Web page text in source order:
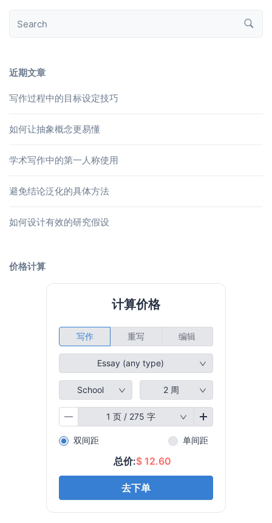
近期文章
写作过程中的目标设定技巧
如何让抽象概念更易懂
学术写作中的第一人称使用
避免结论泛化的具体方法
如何设计有效的研究假设
价格计算